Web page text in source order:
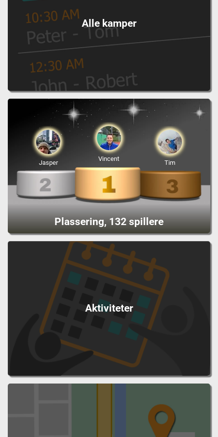
Alle kamper
Plassering, 132 spillere
Vincent
Jasper Tim
Aktiviteter